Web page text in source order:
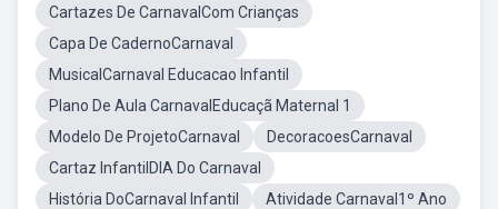
Cartazes De CarnavalCom Crianças
Capa De CadernoCarnaval
MusicalCarnaval Educacao Infantil
Plano De Aula CarnavalEducaçã Maternal 1
Modelo De ProjetoCarnaval
DecoracoesCarnaval
Cartaz InfantilDIA Do Carnaval
História DoCarnaval Infantil
Atividade Carnaval1º Ano